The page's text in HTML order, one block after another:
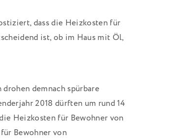
dass die Heizkosten für
ist, ob im Haus mit Öl,
demnach spürbare
2018 dürften um rund 14
Heizkosten für Bewohner von
Bewohner von